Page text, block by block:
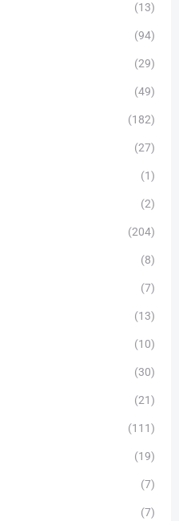
(13)
(94)
(29)
(49)
(182)
(27)
(1)
(2)
(204)
(8)
(7)
(13)
(10)
(30)
(21)
(111)
(19)
(7)
(7)